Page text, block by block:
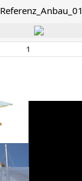
Referenz_Anbau_01